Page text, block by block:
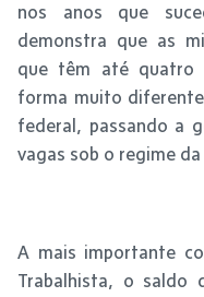
nos anos que
demonstra que as
que têm até quatro
forma muito
federal, passando a
vagas sob o regime da
A mais importante
Trabalhista, o saldo